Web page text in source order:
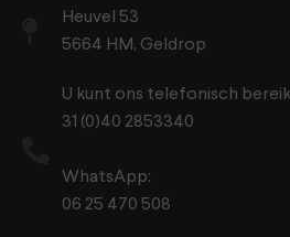
Heuvel 53
5664 HM, Geldrop
U kunt ons telefonisch
31 (0)40 2853340
WhatsApp:
06 25 470 508